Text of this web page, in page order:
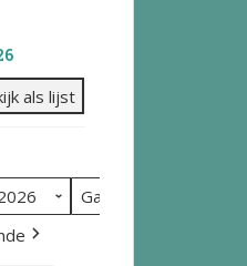
als lijst